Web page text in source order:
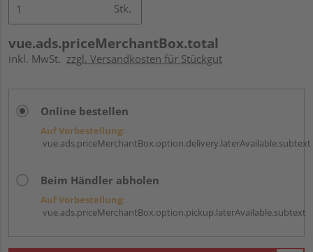
Stk.
vue.ads.priceMerchantBox.total
inkl. MwSt. zzgl. Versandkosten für Stückgut
Online bestellen
Auf Vorbestellung:
vue.ads.priceMerchantBox.option.delivery.laterAvailable.subtext
Beim Händler abholen
Auf Vorbestellung:
vue.ads.priceMerchantBox.option.pickup.laterAvailable.subtext